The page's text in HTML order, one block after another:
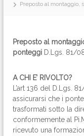
Preposto al montaggio,
Preposto al
ponteggi D.Lgs. 81/
A CHI E’ RIVOLTO?
L’art 136 del D.Lgs.
assicurarsi che i
trasformati sotto la
conformemente al
ricevuto una